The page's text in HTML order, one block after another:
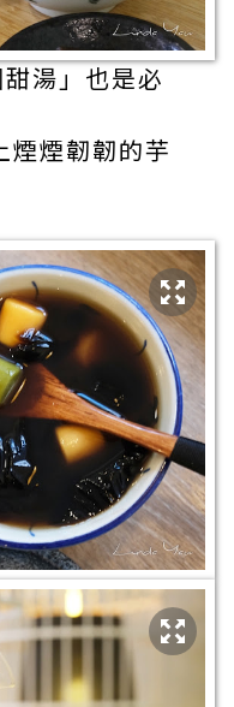
湯」也是必
煙煙韌韌的芋